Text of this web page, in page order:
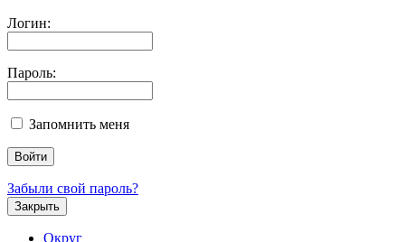
Логин:
Пароль:
Запомнить меня
Забыли свой пароль?
Закрыть
Округ